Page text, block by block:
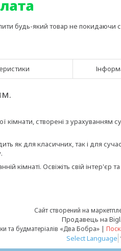
будь-який товар не покидаючи
кімнати, створені з урахуванням
як для класичних, так і для
кімнаті. Освіжіть свій інтер'єр
Сайт створений на
Продавець на
Інтернет-магазин сантехніки та будматеріалів «Два Бобра» |
Select Language